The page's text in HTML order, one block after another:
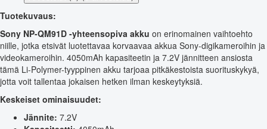
Tuotekuvaus:
Sony NP-QM91D -yhteensopiva akku on erinomainen vaihtoehto
niille, jotka etsivät luotettavaa korvaavaa akkua Sony-digikameroihin ja
videokameroihin. 4050mAh kapasiteetin ja 7.2V jännitteen ansiosta
tämä Li-Polymer-tyyppinen akku tarjoaa pitkäkestoista suorituskykyä,
jotta voit tallentaa jokaisen hetken ilman keskeytyksiä.
Keskeiset ominaisuudet:
Jännite: 7.2V